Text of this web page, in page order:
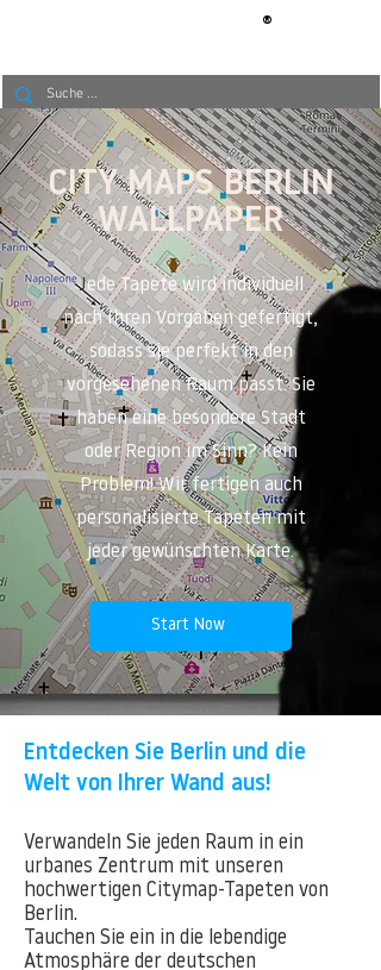
®
CITY MAPS BERLIN
WALLPAPER
Jede Tapete wird individuell
nach Ihren Vorgaben gefertigt,
sodass sie perfekt in den
vorgesehenen Raum passt. Sie
haben eine besondere Stadt
oder Region im Sinn? Kein
Problem! Wir fertigen auch
personalisierte Tapeten mit
jeder gewünschten Karte.
Start Now
Entdecken Sie Berlin und die
Welt von Ihrer Wand aus!
Verwandeln Sie jeden Raum in ein
urbanes Zentrum mit unseren
hochwertigen Citymap-Tapeten von
Berlin.
Tauchen Sie ein in die lebendige
Atmosphäre der deutschen